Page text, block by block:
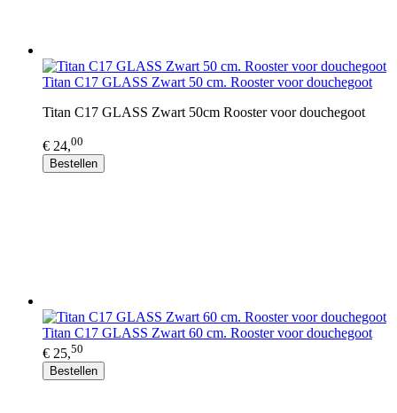
Titan C17 GLASS Zwart 50 cm. Rooster voor douchegoot
Titan C17 GLASS Zwart 50cm Rooster voor douchegoot
€ 24,00
Bestellen
Titan C17 GLASS Zwart 60 cm. Rooster voor douchegoot
€ 25,50
Bestellen